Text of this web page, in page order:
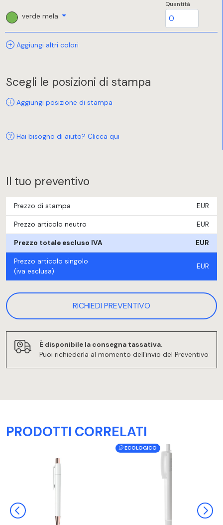
verde mela
Quantità
Aggiungi altri colori
Scegli le posizioni di stampa
Aggiungi posizione di stampa
Hai bisogno di aiuto? Clicca qui
Il tuo preventivo
Prezzo di stampa EUR
Prezzo articolo neutro EUR
Prezzo totale escluso IVA EUR
Prezzo articolo singolo
(iva esclusa)
EUR
RICHIEDI PREVENTIVO
È disponibile la consegna tassativa.
Puoi richiederla al momento dell’invio del Preventivo
PRODOTTI CORRELATI
ECOLOGICO